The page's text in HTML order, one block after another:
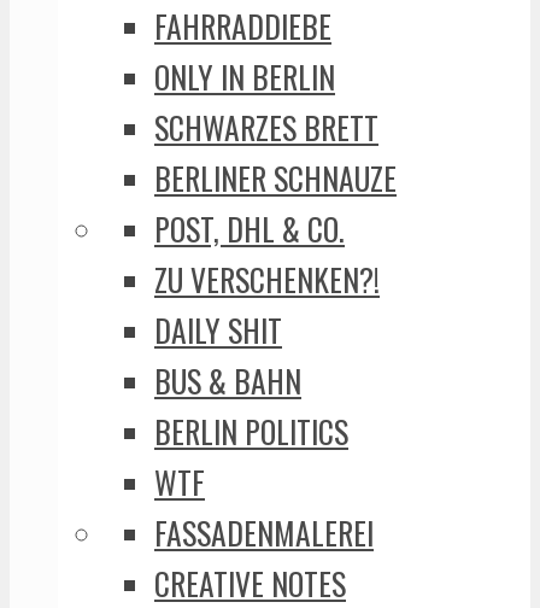
FAHRRADDIEBE
ONLY IN BERLIN
SCHWARZES BRETT
BERLINER SCHNAUZE
POST, DHL & CO.
ZU VERSCHENKEN?!
DAILY SHIT
BUS & BAHN
BERLIN POLITICS
WTF
FASSADENMALEREI
CREATIVE NOTES